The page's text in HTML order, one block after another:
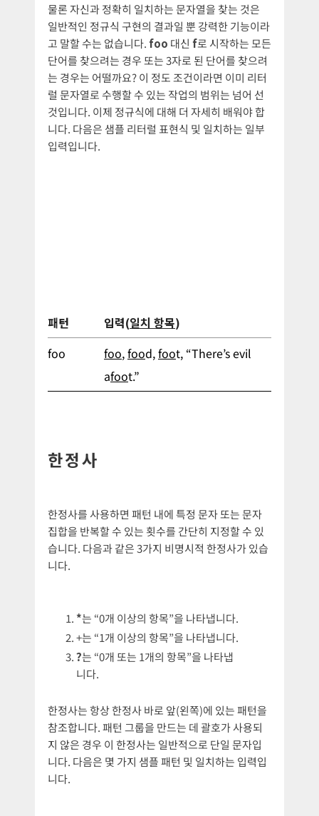
물론 자신과 정확히 일치하는 문자열을 찾는 것은
일반적인 정규식 구현의 결과일 뿐 강력한 기능이라
고 말할 수는 없습니다.foo 대신 f로 시작하는 모든
단어를 찾으려는 경우 또는 3자로 된 단어를 찾으려
는 경우는 어떨까요? 이 정도 조건이라면 이미 리터
럴 문자열로 수행할 수 있는 작업의 범위는 넘어 선
것입니다. 이제 정규식에 대해 더 자세히 배워야 합
니다. 다음은 샘플 리터럴 표현식 및 일치하는 일부
입력입니다.
패턴 입력(일치 항목)
foo
foo,food,foot, “There’s evil
afoot.”
한정사
한정사를 사용하면 패턴 내에 특정 문자 또는 문자
집합을 반복할 수 있는 횟수를 간단히 지정할 수 있
습니다. 다음과 같은 3가지 비명시적 한정사가 있습
니다.
*는 “0개 이상의 항목”을 나타냅니다.
+는 “1개 이상의 항목”을 나타냅니다.
?는 “0개 또는 1개의 항목”을 나타냅
니다.
한정사는 항상 한정사 바로 앞(왼쪽)에 있는 패턴을
참조합니다. 패턴 그룹을 만드는 데 괄호가 사용되
지 않은 경우 이 한정사는 일반적으로 단일 문자입
니다. 다음은 몇 가지 샘플 패턴 및 일치하는 입력입
니다.